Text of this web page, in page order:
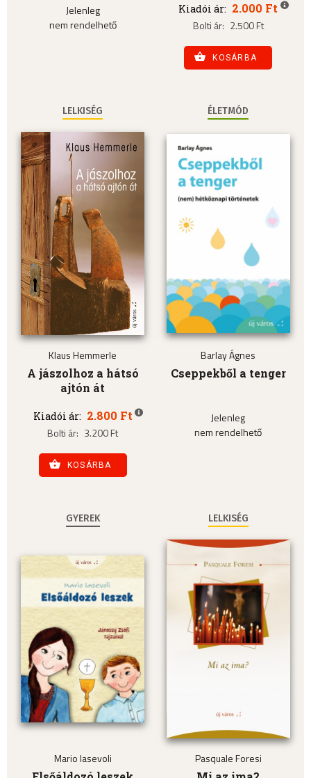
Jelenleg
nem rendelhető
Kiadói ár: 2.000 Ft
Bolti ár: 2.500 Ft
KOSÁRBA
LELKISÉG
Klaus Hemmerle
A jászolhoz a hátsó
ajtón át
Kiadói ár: 2.800 Ft
Bolti ár: 3.200 Ft
KOSÁRBA
ÉLETMÓD
Barlay Ágnes
Cseppekből a tenger
Jelenleg
nem rendelhető
GYEREK
Mario Iasevoli
LELKISÉG
Pasquale Foresi